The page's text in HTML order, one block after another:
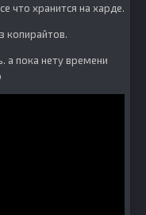
что хранится на харде.
копирайтов.
а пока нету времени